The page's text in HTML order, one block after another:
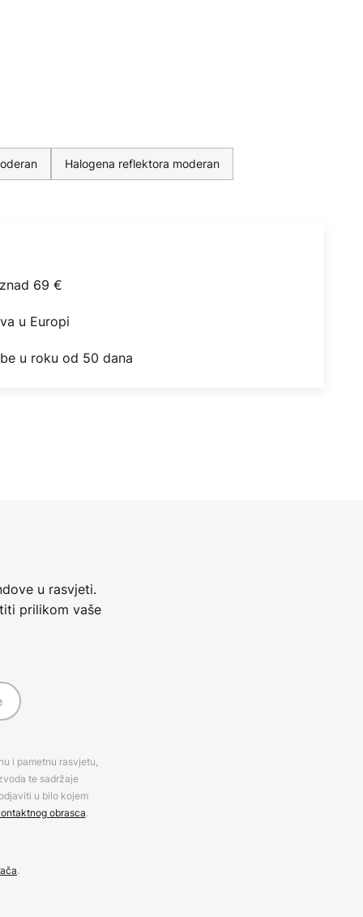
Halogena reflektora moderan
69 €
u Europi
u roku od 50 dana
u rasvjeti.
prilikom vaše
i pametnu rasvjetu,
te sadržaje
u bilo kojem
obrasca.
.